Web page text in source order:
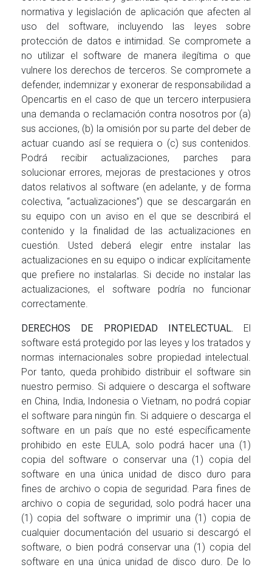
normativa y legislación de aplicación que afecten al
uso del software, incluyendo las leyes sobre
protección de datos e intimidad. Se compromete a
no utilizar el software de manera ilegítima o que
vulnere los derechos de terceros. Se compromete a
defender, indemnizar y exonerar de responsabilidad a
Opencartis en el caso de que un tercero interpusiera
una demanda o reclamación contra nosotros por (a)
sus acciones, (b) la omisión por su parte del deber de
actuar cuando así se requiera o (c) sus contenidos.
Podrá recibir actualizaciones, parches para
solucionar errores, mejoras de prestaciones y otros
datos relativos al software (en adelante, y de forma
colectiva, “actualizaciones”) que se descargarán en
su equipo con un aviso en el que se describirá el
contenido y la finalidad de las actualizaciones en
cuestión. Usted deberá elegir entre instalar las
actualizaciones en su equipo o indicar explícitamente
que prefiere no instalarlas. Si decide no instalar las
actualizaciones, el software podría no funcionar
correctamente.
DERECHOS DE PROPIEDAD INTELECTUAL. El
software está protegido por las leyes y los tratados y
normas internacionales sobre propiedad intelectual.
Por tanto, queda prohibido distribuir el software sin
nuestro permiso. Si adquiere o descarga el software
en China, India, Indonesia o Vietnam, no podrá copiar
el software para ningún fin. Si adquiere o descarga el
software en un país que no esté específicamente
prohibido en este EULA, solo podrá hacer una (1)
copia del software o conservar una (1) copia del
software en una única unidad de disco duro para
fines de archivo o copia de seguridad. Para fines de
archivo o copia de seguridad, solo podrá hacer una
(1) copia del software o imprimir una (1) copia de
cualquier documentación del usuario si descargó el
software, o bien podrá conservar una (1) copia del
software en una única unidad de disco duro. De lo